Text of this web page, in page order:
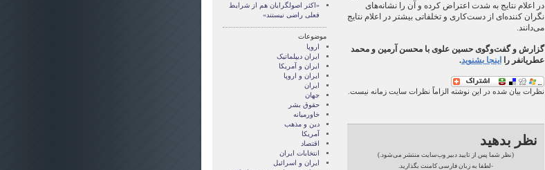
در اعلام نتايج به شدت اعتراض کرده‌ و آن را نشانه‌های
نگران کننده‌ای از دست‌کاری و تخلفاتی بيشتر در اعلام نتايج
می‌دانند.
گزارش و گفت‌وگوی حسين علوی با محسن آرمين و محمد
عطريانفر را
اينجا بشنويد.
نظرات بیان شده در این نوشته الزاماً نظرات سایت زمانه نیست.
نظر بدهید
(نظر شما پس از تایید دبیر وب‌سایت منتشر می‌شود.)
-لطفا به زبان فارسی کامنت بگذارید.
«اکثر اصول‏گرایان هم از شرایط
فعلی راضی نیستند»
موضوعات
اروپا
ايران ديپلماتيک
ايران و آمريکا
ايران و اروپا
ایران
جهان
حقوق بشر
خاورميانه
دین و مذهب
آمریکا
اقتصاد
انتخابات ایران
ایران و اسرائیل